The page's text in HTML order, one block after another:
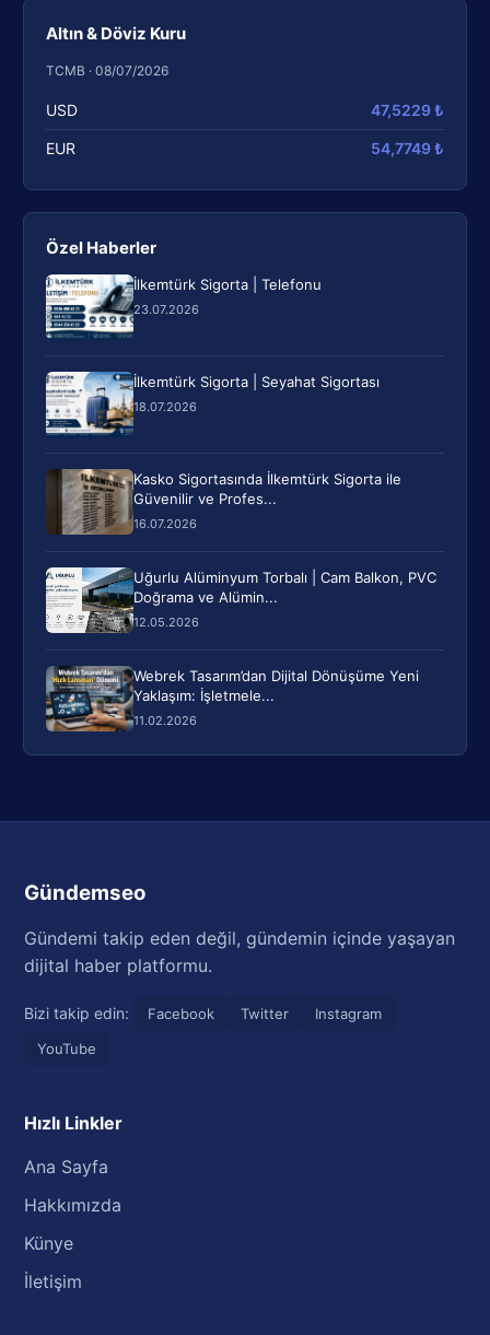
Altın & Döviz Kuru
TCMB · 08/07/2026
USD 47,5229 ₺
EUR 54,7749 ₺
Özel Haberler
İlkemtürk Sigorta | Telefonu
23.07.2026
İlkemtürk Sigorta | Seyahat Sigortası
18.07.2026
Kasko Sigortasında İlkemtürk Sigorta ile
Güvenilir ve Profes...
16.07.2026
Uğurlu Alüminyum Torbalı | Cam Balkon, PVC
Doğrama ve Alümin...
12.05.2026
Webrek Tasarım’dan Dijital Dönüşüme Yeni
Yaklaşım: İşletmele...
11.02.2026
Gündemseo
Gündemi takip eden değil, gündemin içinde yaşayan
dijital haber platformu.
Bizi takip edin: Facebook Twitter
Instagram
YouTube
Hızlı Linkler
Ana Sayfa
Hakkımızda
Künye
İletişim